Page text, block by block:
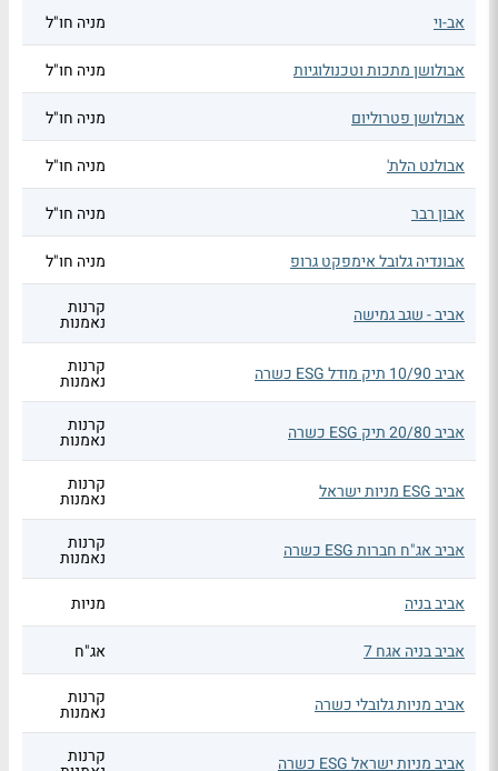
אב-וי מניה חו"ל
אבולושן מתכות וטכנולוגיות מניה חו"ל
אבולושן פטרוליום מניה חו"ל
אבולנט הלת' מניה חו"ל
אבון רבר מניה חו"ל
אבונדיה גלובל אימפקט גרופ מניה חו"ל
אביב - שגב גמישה קרנות
נאמנות
אביב 10/90 תיק מודל ESG כשרה קרנות
נאמנות
אביב 20/80 תיק ESG כשרה קרנות
נאמנות
אביב ESG מניות ישראל קרנות
נאמנות
אביב אג"ח חברות ESG כשרה קרנות
נאמנות
אביב בניה
מניות
אביב בניה אגח 7 אג"ח
אביב מניות גלובלי כשרה קרנות
נאמנות
אביב מניות ישראל ESG כשרה קרנות